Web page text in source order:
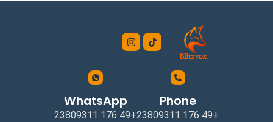
Phone
+49 176 23809311
WhatsApp
+49 176 23809311